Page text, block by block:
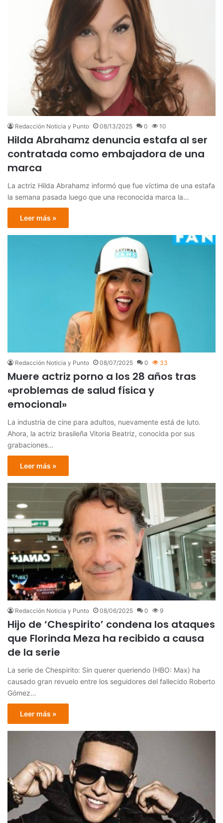
Redacción Noticia y Punto 08/13/2025 0 10
Hilda Abrahamz denuncia estafa al ser
contratada como embajadora de una
marca
La actriz Hilda Abrahamz informó que fue víctima de una estafa
la semana pasada luego que una reconocida marca la…
Leer más »
Redacción Noticia y Punto 08/07/2025 0 33
Muere actriz porno a los 28 años tras
«problemas de salud física y
emocional»
La industria de cine para adultos, nuevamente está de luto.
Ahora, la actriz brasileña Vitoria Beatriz, conocida por sus
grabaciones…
Leer más »
Redacción Noticia y Punto 08/06/2025 0 9
Hijo de ‘Chespirito’ condena los ataques
que Florinda Meza ha recibido a causa
de la serie
La serie de Chespirito: Sin querer queriendo (HBO: Max) ha
causado gran revuelo entre los seguidores del fallecido Roberto
Gómez…
Leer más »